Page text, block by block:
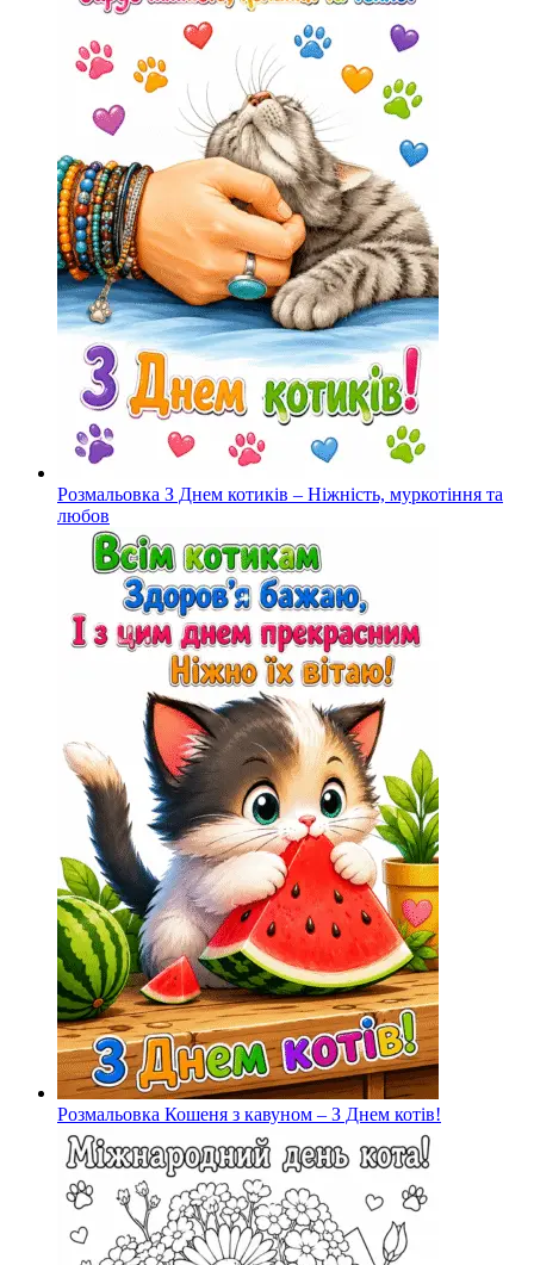
Розмальовка З Днем котиків – Ніжність, муркотіння та
любов
Розмальовка Кошеня з кавуном – З Днем котів!